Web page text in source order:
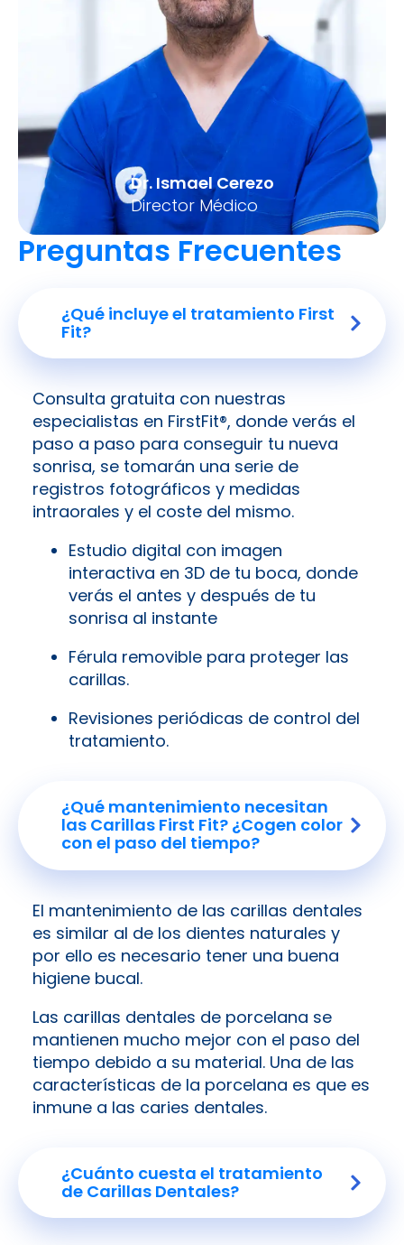
Dr. Ismael Cerezo
Director Médico
Preguntas Frecuentes
¿Qué incluye el tratamiento First
Fit?
Consulta gratuita con nuestras
especialistas en FirstFit®, donde verás el
paso a paso para conseguir tu nueva
sonrisa, se tomarán una serie de
registros fotográficos y medidas
intraorales y el coste del mismo.
Estudio digital con imagen
interactiva en 3D de tu boca, donde
verás el antes y después de tu
sonrisa al instante
Férula removible para proteger las
carillas.
Revisiones periódicas de control del
tratamiento.
¿Qué mantenimiento necesitan
las Carillas First Fit? ¿Cogen color
con el paso del tiempo?
El mantenimiento de las carillas dentales
es similar al de los dientes naturales y
por ello es necesario tener una buena
higiene bucal.
Las carillas dentales de porcelana se
mantienen mucho mejor con el paso del
tiempo debido a su material. Una de las
características de la porcelana es que es
inmune a las caries dentales.
¿Cuánto cuesta el tratamiento
de Carillas Dentales?